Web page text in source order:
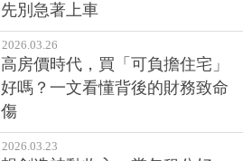
先別急著上車
2026.03.26
高房價時代，買「可負擔住宅」
好嗎？一文看懂背後的財務致命
傷
2026.03.23